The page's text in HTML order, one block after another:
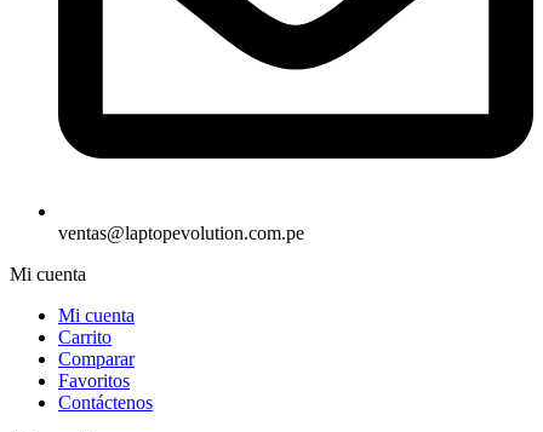
ventas@laptopevolution.com.pe
Mi cuenta
Mi cuenta
Carrito
Comparar
Favoritos
Contáctenos